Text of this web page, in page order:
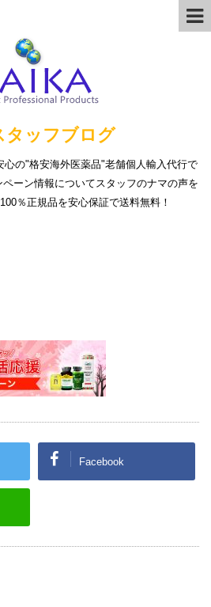
タッフブログ
の"格安海外医薬品"老舗個人輸入代行で
ーン情報についてスタッフのナマの声を
％正規品を安心保証で送料無料！
Facebook